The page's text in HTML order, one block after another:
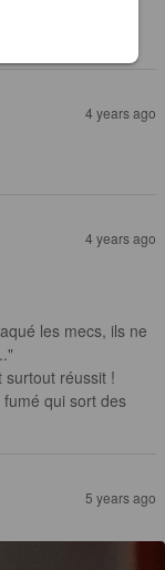
4 years ago
4 years ago
les mecs, ils ne
surtout réussit !
qui sort des
5 years ago